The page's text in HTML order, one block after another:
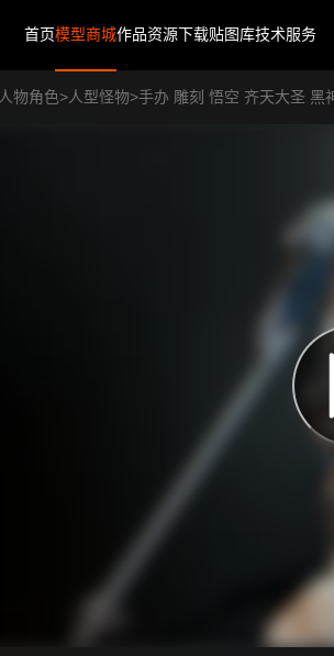
首页模型商城作品资源下载贴图库技术服务
人物角色>人型怪物>手办 雕刻 悟空 齐天大圣 黑